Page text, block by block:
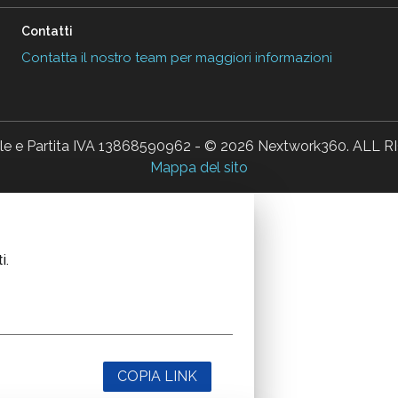
Contatti
Contatta il nostro team per maggiori informazioni
e Partita IVA 13868590962 - © 2026 Nextwork360. ALL
Mappa del sito
COPIA LINK